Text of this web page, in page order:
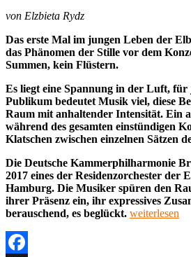
von Elzbieta Rydz
Das erste Mal im jungen Leben der
das Phänomen der Stille vor dem
Summen, kein Flüstern.
Es liegt eine Spannung in der Luft, für
Publikum bedeutet Musik viel, diese
Raum mit anhaltender Intensität. Ein
während des gesamten einstündigen
Klatschen zwischen einzelnen Sätzen
Die Deutsche Kammerphilharmonie
2017 eines der Residenzorchester der
Hamburg. Die Musiker spüren den
ihrer Präsenz ein, ihr expressives
berauschend, es beglückt. „Xavier
weiterlesen